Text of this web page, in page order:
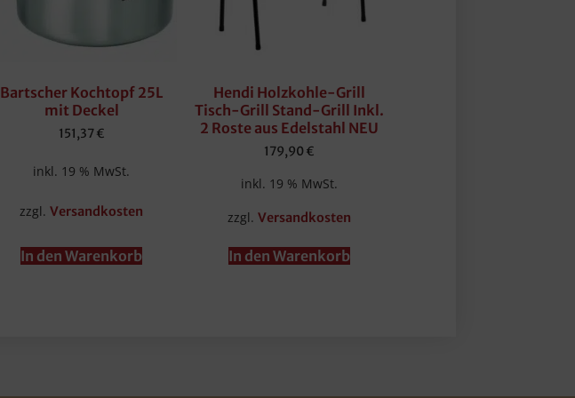
Bartscher Kochtopf 25L
mit Deckel
151,37€
inkl. 19 % MwSt.
zzgl.Versandkosten
In den Warenkorb
Hendi Holzkohle-Grill
Tisch-Grill Stand-Grill Inkl.
2 Roste aus Edelstahl NEU
179,90 €
inkl. 19 % MwSt.
zzgl.Versandkosten
In den Warenkorb